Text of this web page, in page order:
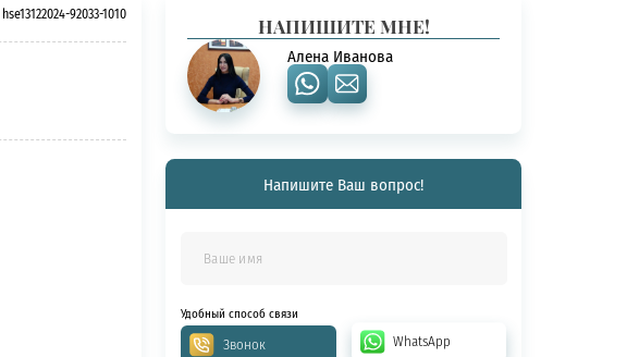
hse13122024-92033-1010 НАПИШИТЕ МНЕ!
Алена Иванова
Напишите Ваш вопрос!
Удобный способ связи
Звонок WhatsApp